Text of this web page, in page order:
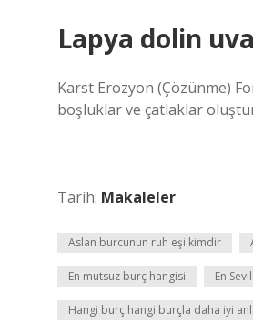
Lapya dolin
Karst Erozyon (Çözünme)
boşluklar ve çatlaklar
Tarih: Makaleler
Aslan burcunun ruh eşi kimdir
En mutsuz burç hangisi En
Hangi burç hangi burçla daha iyi